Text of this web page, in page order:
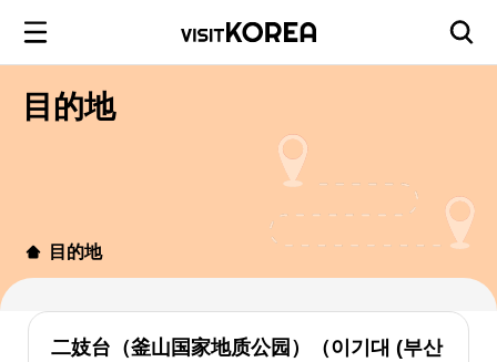
目的地
目的地
二妓台（釜山国家地质公园）（이기대 (부산